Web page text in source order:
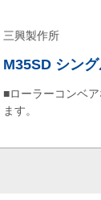
三興製作所
M35SD シン
■ローラーコンベ
ます。